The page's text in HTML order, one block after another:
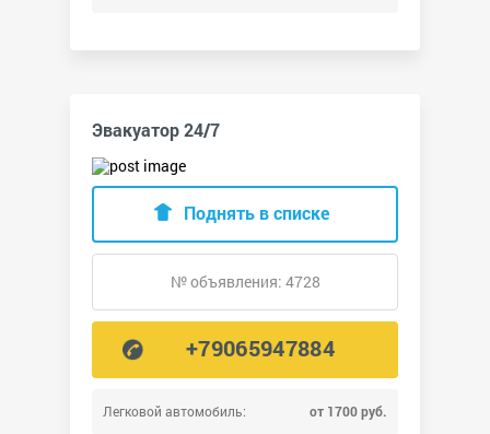
Эвакуатор 24/7
Легковой автомобиль: от 1700 руб.
Поднять в списке
№ объявления: 4728
+79065947884